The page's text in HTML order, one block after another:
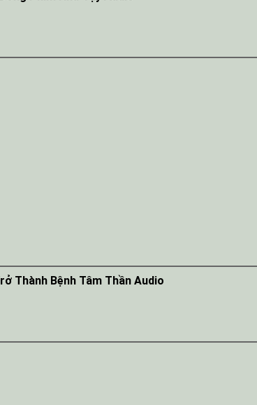
Thành Bệnh Tâm Thần Audio